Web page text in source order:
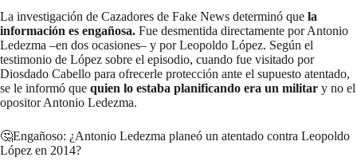
La investigación de Cazadores de Fake News determinó que la
información es engañosa. Fue desmentida directamente por Antonio
Ledezma –en dos ocasiones– y por Leopoldo López. Según el
testimonio de López sobre el episodio, cuando fue visitado por
Diosdado Cabello para ofrecerle protección ante el supuesto atentado,
se le informó que quien lo estaba planificando era un militar y no el
opositor Antonio Ledezma.
🤔Engañoso: ¿Antonio Ledezma planeó un atentado contra Leopoldo
López en 2014?